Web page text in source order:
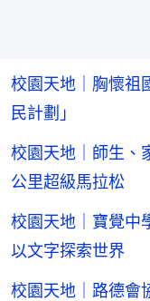
校園天地｜胸懷祖
民計劃」
校園天地｜師生
公里超級馬拉松
校園天地｜寶覺
以文字探索世界
校園天地｜路德